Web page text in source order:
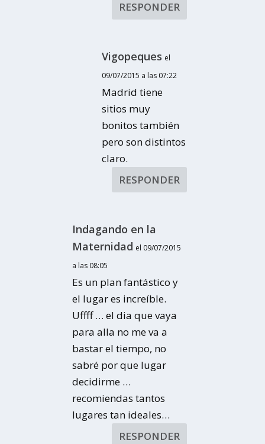
RESPONDER
Vigopeques el
09/07/2015 a las 07:22
Madrid tiene
sitios muy
bonitos también
pero son distintos
claro.
RESPONDER
Indagando en la
Maternidad el 09/07/2015
a las 08:05
Es un plan fantástico y
el lugar es increíble.
Uffff … el dia que vaya
para alla no me va a
bastar el tiempo, no
sabré por que lugar
decidirme …
recomiendas tantos
lugares tan ideales…
RESPONDER